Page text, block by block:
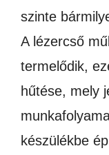
szinte
A lézercső
termelődik,
hűtése, mely
készülékbe